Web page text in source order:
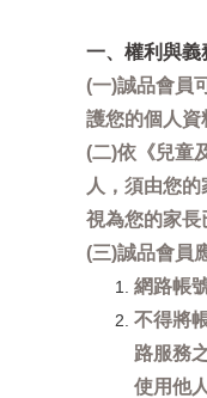
一、權利與義
(一)誠品會員
護您的個人資
(二)依《兒童
人，須由您
視為您的家長
(三)誠品會員
網路帳
不得將
路服務
使用他